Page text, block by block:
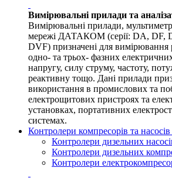
Вимірювальні прилади та
Вимірювальні прилади,
мережі ДАТАКОМ (серії: DA, DF,
DVF) призначені для вимірювання
одно- та трьох- фазних
напругу, силу струму, частоту,
реактивну тощо. Дані прилади
використання в промислових та
електрощитових пристроях та
установках, портативних
системах.
Контролери компресорів та насосів
Контролери дизельних
Контролери дизельних
Контролери